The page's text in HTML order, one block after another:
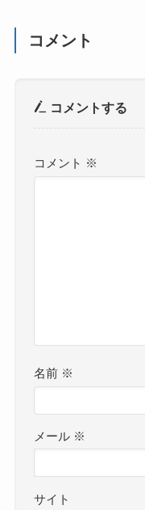
コメント
コメントする
コメント ※
名前 ※
メール ※
サイト